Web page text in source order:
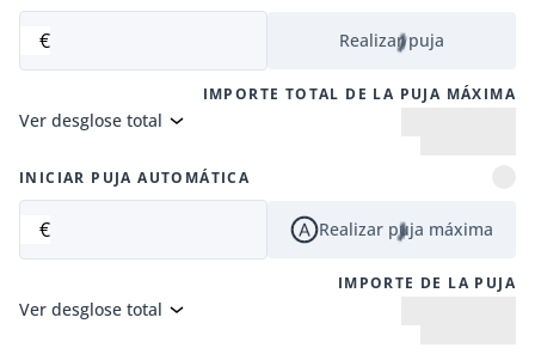
€ Realizar puja
IMPORTE TOTAL DE LA PUJA MÁXIMA
Ver desglose total
INICIAR PUJA AUTOMÁTICA
€ Realizar puja máxima
IMPORTE DE LA PUJA
Ver desglose total